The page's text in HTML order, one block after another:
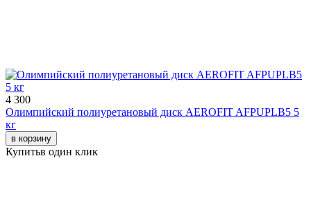
4 300
Олимпийский полиуретановый диск AEROFIT AFPUPLB5 5
кг
в корзину
Купитьв один клик